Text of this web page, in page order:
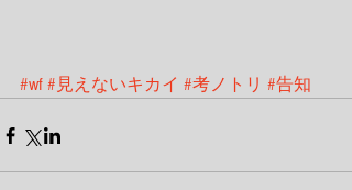
#wf #見えないキカイ #考ノトリ #告知